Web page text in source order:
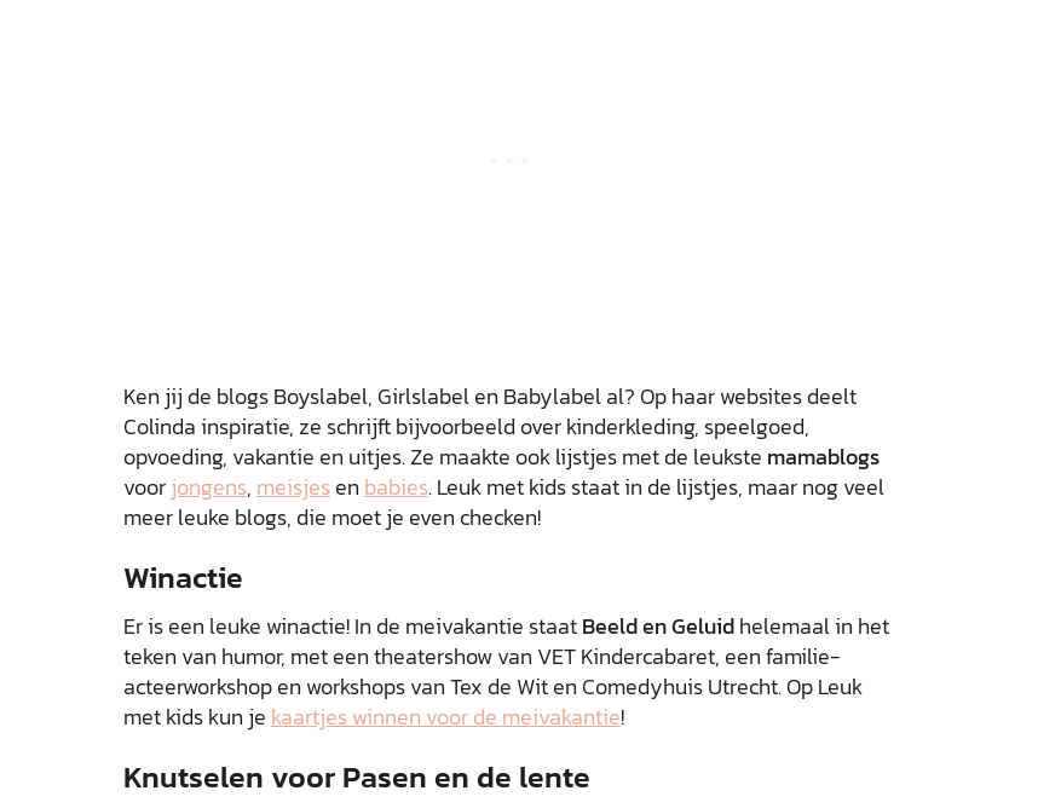
Ken jij de blogs Boyslabel, Girlslabel en Babylabel al? Op haar websites deelt
Colinda inspiratie, ze schrijft bijvoorbeeld over kinderkleding, speelgoed,
opvoeding, vakantie en uitjes. Ze maakte ook lijstjes met de leukste mamablogs
voorjongens, meisjesen babies. Leuk met kids staat in de lijstjes, maar nog veel
meer leuke blogs, die moet je even checken!
Winactie
Er is een leuke winactie! In de meivakantie staatBeeld en Geluidhelemaal in het
teken van humor, met een theatershow van VET Kindercabaret, een familie-
acteerworkshop en workshops van Tex de Wit en Comedyhuis Utrecht. Op Leuk
met kids kun je kaartjes winnen voor de meivakantie!
Knutselen voor Pasen en de lente